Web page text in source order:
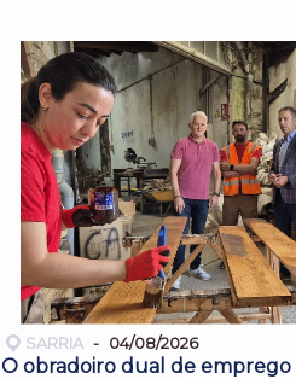
SARRIA 04/08/2026
O obradoiro dual de emprego